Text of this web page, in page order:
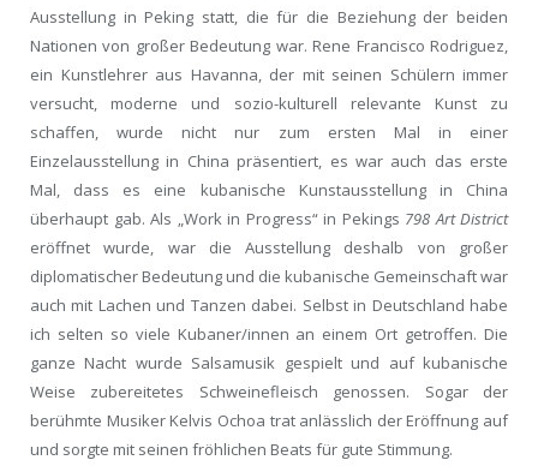
Ausstellung in Peking statt, die für die Beziehung der beiden
Nationen von großer Bedeutung war. Rene Francisco Rodriguez,
ein Kunstlehrer aus Havanna, der mit seinen Schülern immer
versucht, moderne und sozio-kulturell relevante Kunst zu
schaffen, wurde nicht nur zum ersten Mal in einer
Einzelausstellung in China präsentiert, es war auch das erste
Mal, dass es eine kubanische Kunstausstellung in China
überhaupt gab. Als „Work in Progress“ in Pekings 798 Art District
eröffnet wurde, war die Ausstellung deshalb von großer
diplomatischer Bedeutung und die kubanische Gemeinschaft war
auch mit Lachen und Tanzen dabei. Selbst in Deutschland habe
ich selten so viele Kubaner/innen an einem Ort getroffen. Die
ganze Nacht wurde Salsamusik gespielt und auf kubanische
Weise zubereitetes Schweinefleisch genossen. Sogar der
berühmte Musiker Kelvis Ochoa trat anlässlich der Eröffnung auf
und sorgte mit seinen fröhlichen Beats für gute Stimmung.